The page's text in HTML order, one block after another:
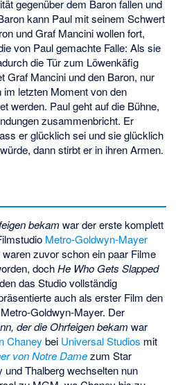
gegenüber dem Baron fallen und
kann Paul mit seinem Schwert
und Graf Mancini wollen fort,
von Paul gemachte Falle: Als sie
die Tür zum Löwenkäfig
Graf Mancini und den Baron, nur
letzten Moment von den
werden. Paul geht auf die Bühne,
zusammenbricht. Er
er glücklich sei und sie glücklich
dann stirbt er in ihren Armen.
bekam war der erste komplett
Metro-Goldwyn-Mayer
zuvor schon ein paar Filme
dochHe Who Gets Slapped
das Studio vollständig
auch als erster Film den
Goldwyn-Mayer. Der
der die Ohrfeigen bekam war
Chaney bei Universal Studios mit
von Notre Damezum Star
und Thalberg wechselten nun